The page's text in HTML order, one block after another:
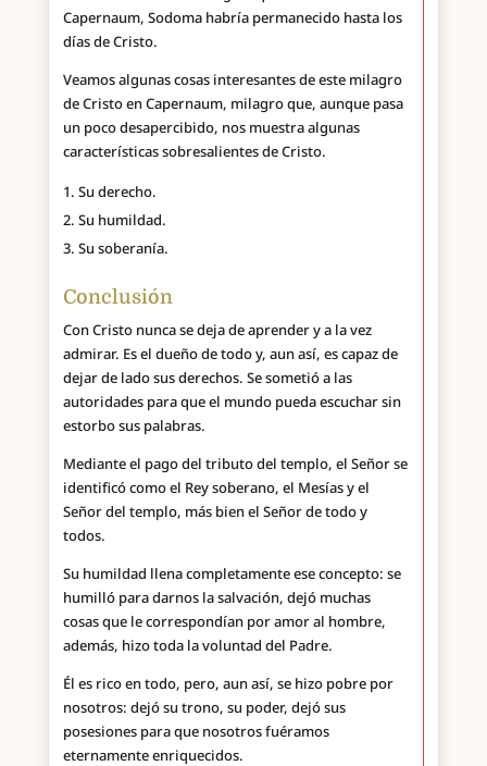
Capernaum, Sodoma habría permanecido hasta los
días de Cristo.
Veamos algunas cosas interesantes de este milagro
de Cristo en Capernaum, milagro que, aunque pasa
un poco desapercibido, nos muestra algunas
características sobresalientes de Cristo.
Su derecho.
Su humildad.
Su soberanía.
Conclusión
Con Cristo nunca se deja de aprender y a la vez
admirar. Es el dueño de todo y, aun así, es capaz de
dejar de lado sus derechos. Se sometió a las
autoridades para que el mundo pueda escuchar sin
estorbo sus palabras.
Mediante el pago del tributo del templo, el Señor se
identificó como el Rey soberano, el Mesías y el
Señor del templo, más bien el Señor de todo y
todos.
Su humildad llena completamente ese concepto: se
humilló para darnos la salvación, dejó muchas
cosas que le correspondían por amor al hombre,
además, hizo toda la voluntad del Padre.
Él es rico en todo, pero, aun así, se hizo pobre por
nosotros: dejó su trono, su poder, dejó sus
posesiones para que nosotros fuéramos
eternamente enriquecidos.